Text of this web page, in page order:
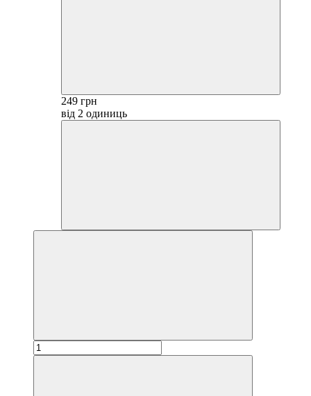
249 грн
від 2 одиниць